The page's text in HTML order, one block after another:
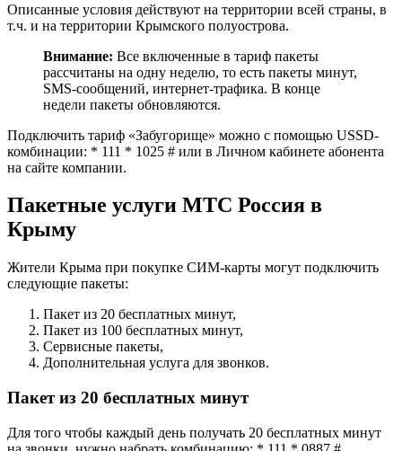
Описанные условия действуют на территории всей страны, в
т.ч. и на территории Крымского полуострова.
Внимание: Все включенные в тариф пакеты
рассчитаны на одну неделю, то есть пакеты минут,
SMS-сообщений, интернет-трафика. В конце
недели пакеты обновляются.
Подключить тариф «Забугорище» можно с помощью USSD-
комбинации: * 111 * 1025 # или в Личном кабинете абонента
на сайте компании.
Пакетные услуги МТС Россия в
Крыму
Жители Крыма при покупке СИМ-карты могут подключить
следующие пакеты:
Пакет из 20 бесплатных минут,
Пакет из 100 бесплатных минут,
Сервисные пакеты,
Дополнительная услуга для звонков.
Пакет из 20 бесплатных минут
Для того чтобы каждый день получать 20 бесплатных минут